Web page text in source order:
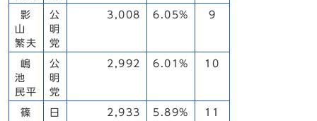
影
山
繁夫
公
明
党
3,008 6.05% 9
嶋
池
民平
公
明
党
2,992 6.01% 10
篠
日
2,933 5.89% 11